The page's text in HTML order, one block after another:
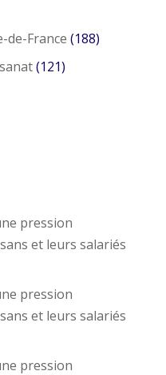
de-France (188)
(121)
pression
et leurs salariés
pression
et leurs salariés
pression